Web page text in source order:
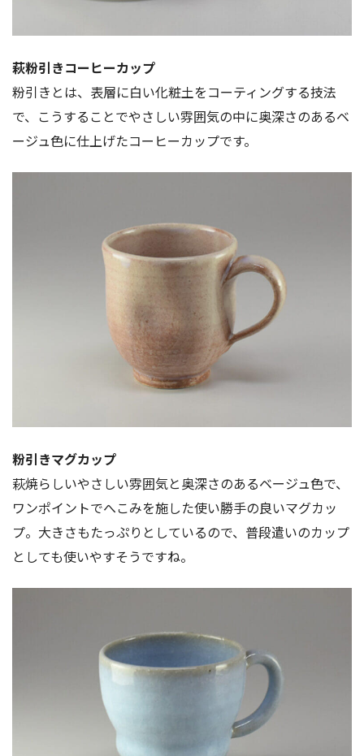
萩粉引きコーヒーカップ
粉引きとは、表層に白い化粧土をコーティングする技法
で、こうすることでやさしい雰囲気の中に奥深さのあるベ
ージュ色に仕上げたコーヒーカップです。
粉引きマグカップ
萩焼らしいやさしい雰囲気と奥深さのあるベージュ色で、
ワンポイントでへこみを施した使い勝手の良いマグカッ
プ。大きさもたっぷりとしているので、普段遣いのカップ
としても使いやすそうですね。